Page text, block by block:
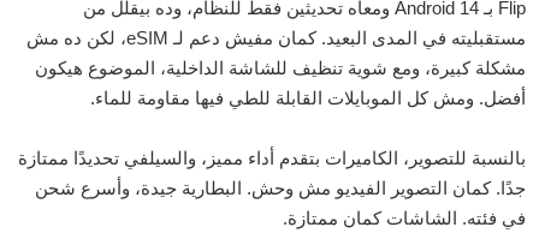
Flip بـ Android 14 ومعاه تحديثين فقط للنظام، وده بيقلل من
مستقبليته في المدى البعيد. كمان مفيش دعم لـ eSIM، لكن ده مش
مشكلة كبيرة، ومع شوية تنظيف للشاشة الداخلية، الموضوع هيكون
أفضل. ومش كل الموبايلات القابلة للطي فيها مقاومة للماء.
بالنسبة للتصوير، الكاميرات بتقدم أداء مميز، والسيلفي تحديدًا ممتازة
جدًا. كمان التصوير الفيديو مش وحش. البطارية جيدة، وأسرع شحن
في فئته. الشاشات كمان ممتازة.